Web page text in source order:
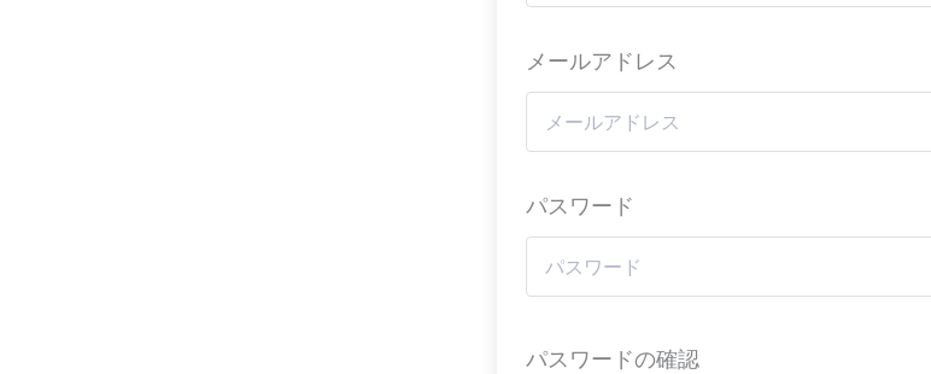
メールアドレス
パスワード
パスワードの確認